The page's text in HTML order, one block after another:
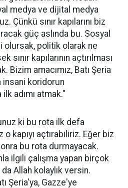
medya ve dijital medya
Çünkü sınır kapılarını biz
güç aslında bu. Sosyal
olursak, politik olarak ne
kapılarının açtırılması
Bizim amacımız, Batı Şeria
insani koridorun
adımı atmak."
ki bu rota ilk defa
kapıyı açtırabiliriz. Eğer biz
bu rota durmayacak.
ilgili çalışma yapan birçok
da Allah kolaylık versin.
Şeria'ya, Gazze'ye